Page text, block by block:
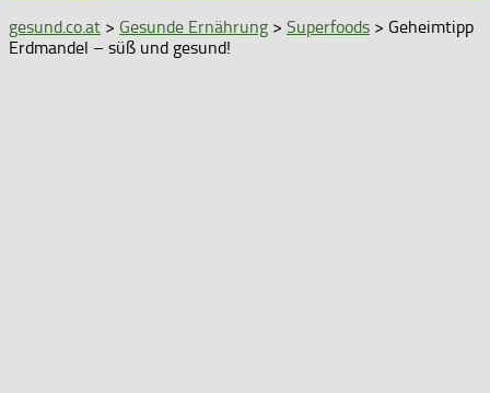
gesund.co.at > Gesunde Ernährung > Superfoods > Geheimtipp
Erdmandel – süß und gesund!